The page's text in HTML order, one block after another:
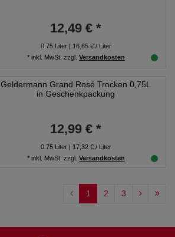
12,49 € *
0.75Liter| 16,65 € / Liter
* inkl. MwSt. zzgl. Versandkosten
Geldermann Grand Rosé Trocken 0,75L
in Geschenkpackung
12,99 € *
0.75Liter| 17,32 € / Liter
* inkl. MwSt. zzgl. Versandkosten
1 2 3